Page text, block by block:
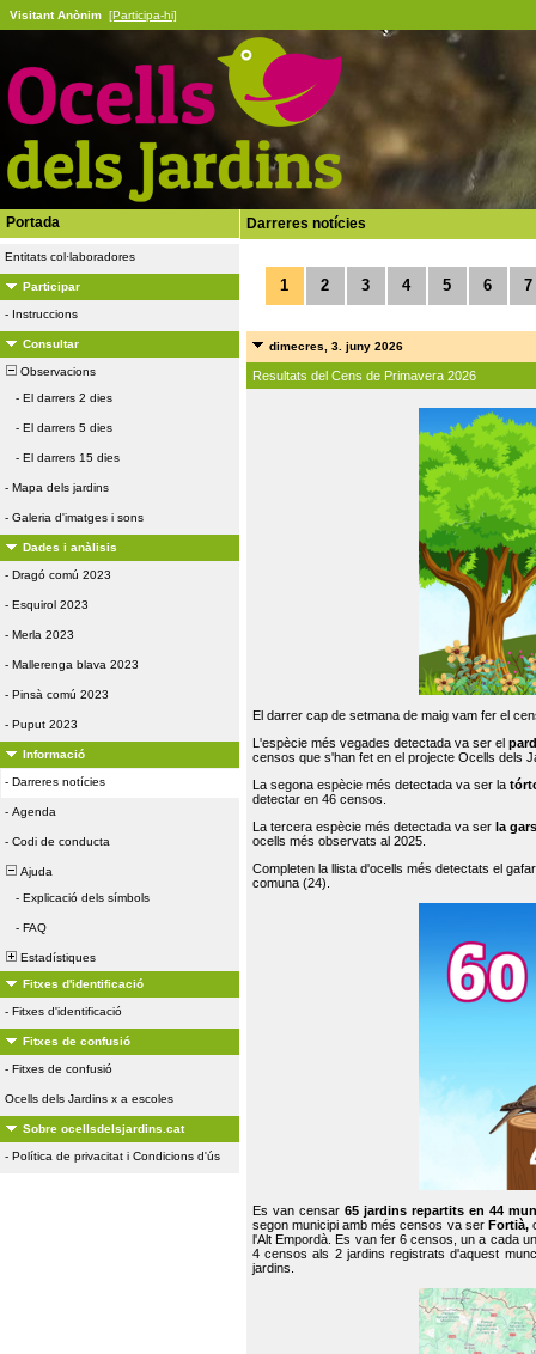
Visitant Anònim [Participa-hi]
Portada
Entitats col·laboradores
Participar
- Instruccions
Consultar
Observacions
- El darrers 2 dies
- El darrers 5 dies
- El darrers 15 dies
- Mapa dels jardins
- Galeria d'imatges i sons
Dades i anàlisis
- Dragó comú 2023
- Esquirol 2023
- Merla 2023
- Mallerenga blava 2023
- Pinsà comú 2023
- Puput 2023
Informació
- Darreres notícies
- Agenda
- Codi de conducta
Ajuda
- Explicació dels símbols
- FAQ
Estadístiques
Fitxes d'identificació
- Fitxes d'identificació
Fitxes de confusió
- Fitxes de confusió
Ocells dels Jardins x a escoles
Sobre ocellsdelsjardins.cat
- Política de privacitat i Condicions d'ús
Darreres notícies
1 2 3 4 5 6 7
dimecres, 3. juny 2026
Resultats del Cens de Primavera 2026
El darrer cap de setmana de maig vam fer el
L'espècie més vegades detectada va ser el
censos que s'han fet en el projecte Ocells dels
La segona espècie més detectada va ser la
detectar en 46 censos.
La tercera espècie més detectada va ser la
ocells més observats al 2025.
Completen la llista d'ocells més detectats el
comuna (24).
Es van censar65 jardins repartits en 44
segon municipi amb més censos va ser Fortià,
l'Alt Empordà. Es van fer 6 censos, un a cada
4 censos als 2 jardins registrats d'aquest
jardins.